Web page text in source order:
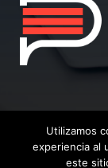
© Copyright
Utilizamos
experiencia al
este